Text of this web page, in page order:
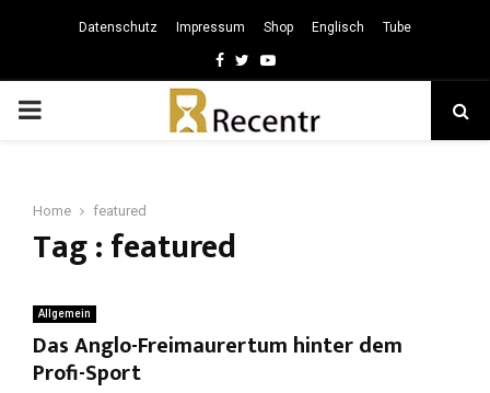
Datenschutz Impressum Shop Englisch Tube
Facebook
TwitterYoutube
PRIMARY
Home featured
Tag : featured
Allgemein
Das Anglo-Freimaurertum hinter dem
Profi-Sport